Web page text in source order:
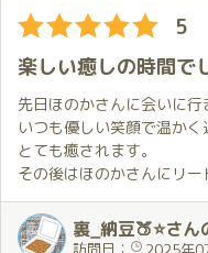
私の直感に間違いはなか
思わせてくれる方と出会え
かけがえのない時間をあり
楽しみに❤️
5
楽しい癒しの時間で
先日ほのかさんに会いに行
いつも優しい笑顔で温か
とても癒されます。
その後はほのかさんにリ
ら濃厚な洗い場まで、あ
できました。
合間の会話の時間も心地良
裏_納豆🍑⭐さん